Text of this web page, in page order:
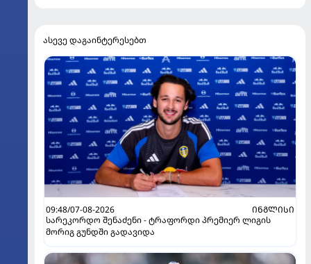
ასევე დაგაინტერესებთ
09:48/07-08-2026
ᲘᲜᲒᲚᲘᲡᲘ
სარეკორდო შენაძენი - ტრაფორდი პრემიერ ლიგის
მორიგ გუნდში გადავიდა